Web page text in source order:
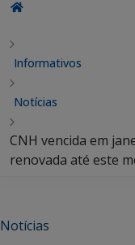
Informativos
Notícias
CNH vencida em
renovada até este
Notícias